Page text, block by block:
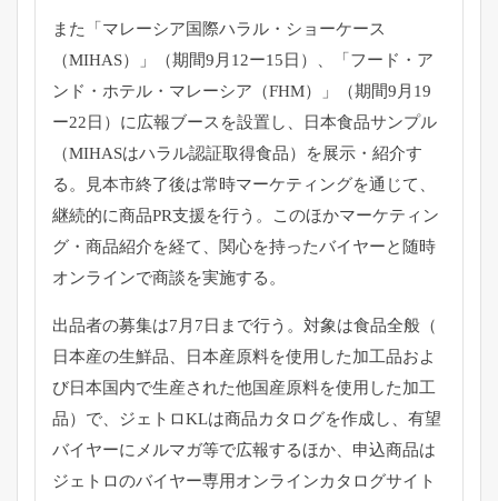
また「マレーシア国際ハラル・ショーケース
（MIHAS）」（期間9月12ー15日）、「フード・ア
ンド・ホテル・ マレーシア（FHM）」（期間9月19
ー22日） に広報ブースを設置し、日本食品サンプル
（MIHASはハラル認証取得食品）を展示・紹介す
る。
見本市終了後は常時マーケティングを通じて、
継続的に商品PR支援を行う。このほかマーケティン
グ・ 商品紹介を経て、 関心を持ったバイヤーと随時
オンラインで商談を実施する。
出品者の募集は7月7日まで行う。対象は食品全般（
日本産の生鮮品、
日本産原料を使用した加工品およ
び日本国内で生産された他国産原料を使用した加工
品）で、ジェトロKLは商品カタログを作成し、 有望
バイヤーにメルマガ等で広報するほか、 申込商品は
ジェトロのバイヤー専用オンラインカタログサイト